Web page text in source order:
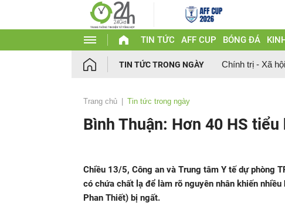
TIN TỨC AFF CUP BÓNG ĐÁ
TIN TỨC TRONG NGÀY Chính trị - Xã hội
Trang chủ Tin tức trong ngày
Bình Thuận: Hơn 40 HS
Chiều 13/5, Công an và Trung tâm Y tế dự phòng
có chứa chất lạ để làm rõ nguyên nhân khiến
Phan Thiết) bị ngất.